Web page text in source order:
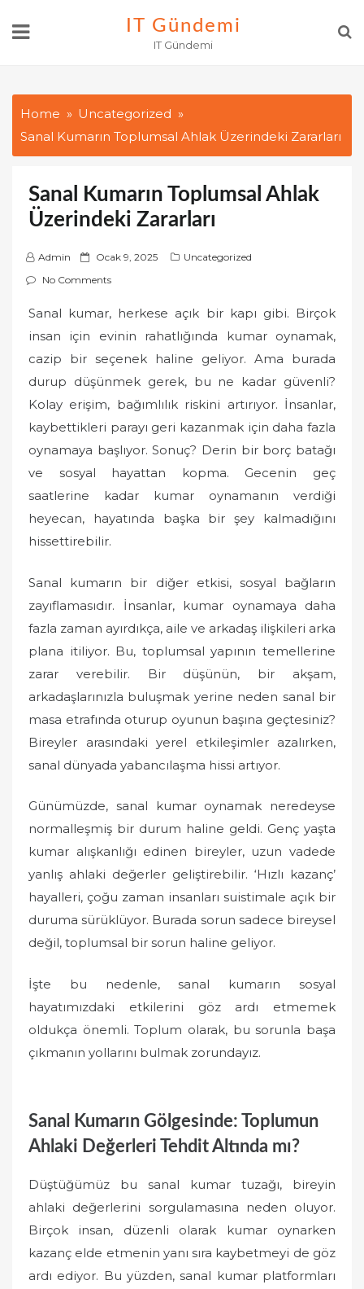
IT Gündemi
IT Gündemi
Home
Uncategorized
Sanal Kumarın Toplumsal Ahlak Üzerindeki Zararları
Sanal Kumarın Toplumsal Ahlak
Üzerindeki Zararları
Admin
P
o
t
e
n
Ocak 9, 2025
Uncategorized
No Comments
Sanal kumar, herkese açık bir kapı gibi. Birçok
insan için evinin rahatlığında kumar oynamak,
cazip bir seçenek haline geliyor. Ama burada
durup düşünmek gerek, bu ne kadar güvenli?
Kolay erişim, bağımlılık riskini artırıyor. İnsanlar,
kaybettikleri parayı geri kazanmak için daha fazla
oynamaya başlıyor. Sonuç? Derin bir borç batağı
ve sosyal hayattan kopma. Gecenin geç
saatlerine kadar kumar oynamanın verdiği
heyecan, hayatında başka bir şey kalmadığını
hissettirebilir.
Sanal kumarın bir diğer etkisi, sosyal bağların
zayıflamasıdır. İnsanlar, kumar oynamaya daha
fazla zaman ayırdıkça, aile ve arkadaş ilişkileri arka
plana itiliyor. Bu, toplumsal yapının temellerine
zarar verebilir. Bir düşünün, bir akşam,
arkadaşlarınızla buluşmak yerine neden sanal bir
masa etrafında oturup oyunun başına geçtesiniz?
Bireyler arasındaki yerel etkileşimler azalırken,
sanal dünyada yabancılaşma hissi artıyor.
Günümüzde, sanal kumar oynamak neredeyse
normalleşmiş bir durum haline geldi. Genç yaşta
kumar alışkanlığı edinen bireyler, uzun vadede
yanlış ahlaki değerler geliştirebilir. ‘Hızlı kazanç’
hayalleri, çoğu zaman insanları suistimale açık bir
duruma sürüklüyor. Burada sorun sadece bireysel
değil, toplumsal bir sorun haline geliyor.
İşte bu nedenle, sanal kumarın sosyal
hayatımızdaki etkilerini göz ardı etmemek
oldukça önemli. Toplum olarak, bu sorunla başa
çıkmanın yollarını bulmak zorundayız.
Sanal Kumarın Gölgesinde: Toplumun
Ahlaki Değerleri Tehdit Altında mı?
Düştüğümüz bu sanal kumar tuzağı, bireyin
ahlaki değerlerini sorgulamasına neden oluyor.
Birçok insan, düzenli olarak kumar oynarken
kazanç elde etmenin yanı sıra kaybetmeyi de göz
ardı ediyor. Bu yüzden, sanal kumar platformları